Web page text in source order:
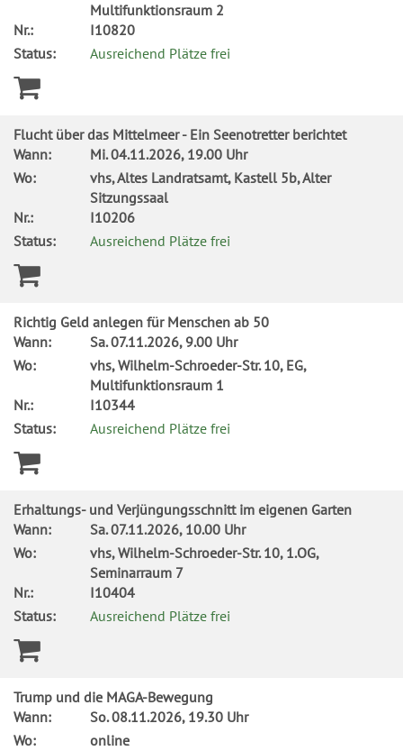
Multifunktionsraum 2
Nr.:
I10820
Status:
Ausreichend Plätze frei
Flucht über das Mittelmeer - Ein Seenotretter berichtet
Wann:
Mi.04.11.2026, 19.00 Uhr
Wo:
vhs, Altes Landratsamt, Kastell 5b, Alter
Sitzungssaal
Nr.:
I10206
Status:
Ausreichend Plätze frei
Richtig Geld anlegen für Menschen ab 50
Wann:
Sa.07.11.2026, 9.00 Uhr
Wo:
vhs, Wilhelm-Schroeder-Str. 10, EG,
Multifunktionsraum 1
Nr.:
I10344
Status:
Ausreichend Plätze frei
Erhaltungs- und Verjüngungsschnitt im eigenen Garten
Wann:
Sa.07.11.2026, 10.00 Uhr
Wo:
vhs, Wilhelm-Schroeder-Str. 10, 1.OG,
Seminarraum 7
Nr.:
I10404
Status:
Ausreichend Plätze frei
Trump und die MAGA-Bewegung
Wann:
So.08.11.2026, 19.30 Uhr
Wo:
online